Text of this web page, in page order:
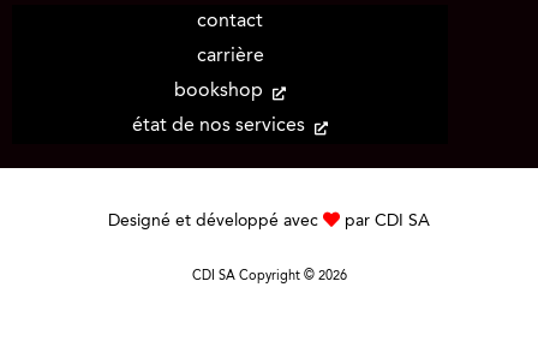
contact
carrière
bookshop
état de nos services
Designé et développé avec par CDI SA
CDI SA Copyright © 2026